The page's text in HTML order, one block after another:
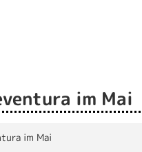
im Mai
im Mai